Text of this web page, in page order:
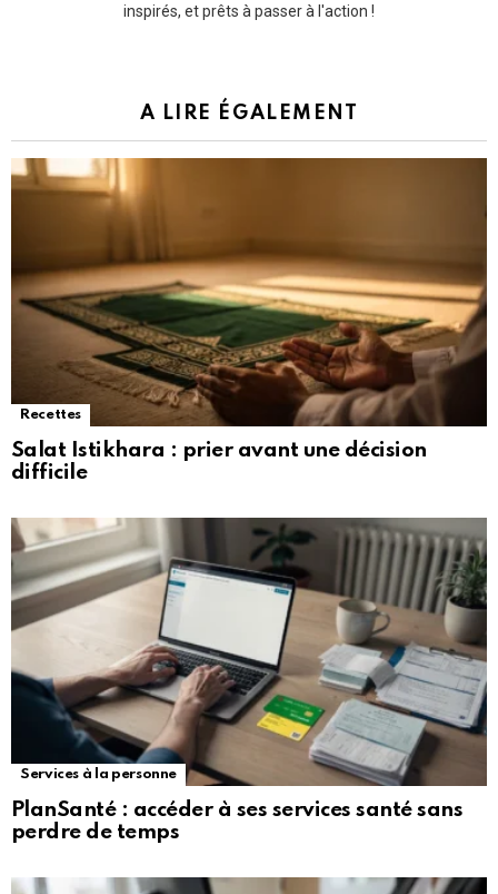
inspirés, et prêts à passer à l'action !
A LIRE ÉGALEMENT
Recettes
Salat Istikhara : prier avant une décision
difficile
Services à la personne
PlanSanté : accéder à ses services santé sans
perdre de temps